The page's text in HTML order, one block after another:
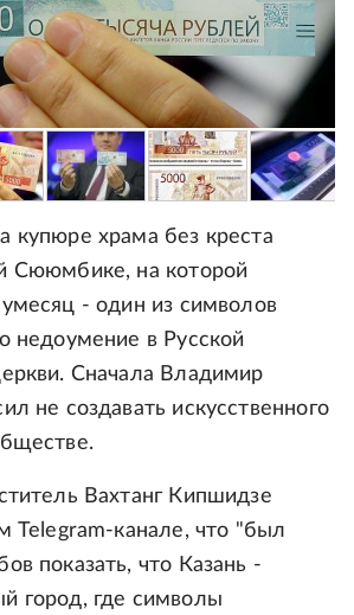
купюре храма без креста
Сююмбике, на которой
- один из символов
недоумение в Русской
Сначала Владимир
не создавать искусственного
Вахтанг Кипшидзе
Telegram-канале, что "был
показать, что Казань -
город, где символы